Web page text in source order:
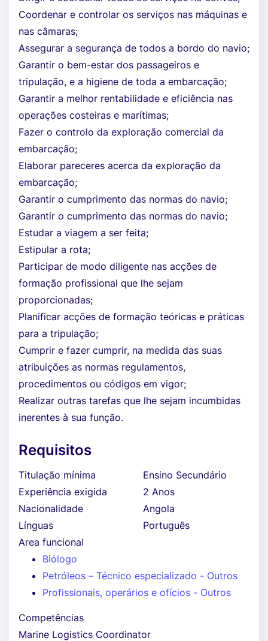
Coordenar e controlar os serviços nas máquinas e
nas câmaras;
Assegurar a segurança de todos a bordo do navio;
Garantir o bem-estar dos passageiros e
tripulação, e a higiene de toda a embarcação;
Garantir a melhor rentabilidade e eficiência nas
operações costeiras e marítimas;
Fazer o controlo da exploração comercial da
embarcação;
Elaborar pareceres acerca da exploração da
embarcação;
Garantir o cumprimento das normas do navio;
Garantir o cumprimento das normas do navio;
Estudar a viagem a ser feita;
Estipular a rota;
Participar de modo diligente nas acções de
formação profissional que lhe sejam
proporcionadas;
Planificar acções de formação teóricas e práticas
para a tripulação;
Cumprir e fazer cumprir, na medida das suas
atribuições as normas regulamentos,
procedimentos ou códigos em vigor;
Realizar outras tarefas que lhe sejam incumbidas
inerentes à sua função.
Requisitos
Titulação mínima
Ensino Secundário
Experiência exigida
2 Anos
Nacionalidade
Angola
Línguas
Português
Area funcional
Biólogo
Petróleos – Técnico especializado - Outros
Profissionais, operários e ofícios - Outros
Competências
Marine Logistics Coordinator